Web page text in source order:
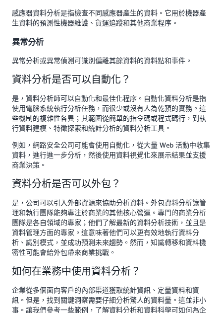
感應器資料分析是指檢查不同感應器產生的資料。它用於機器產
生資料的預測性機器維護、貨運追蹤和其他商業程序。
異常分析
異常分析或異常偵測可識別偏離其餘資料的資料點和事件。
資料分析是否可以自動化？
是，資料分析師可以自動化和最佳化程序。自動化資料分析是指
使用電腦系統執行分析任務，而很少或沒有人為乾預的實務。這
些機制的複雜性各異；其範圍從簡單的指令碼或程式碼行，到執
行資料建模、特徵探索和統計分析的資料分析工具。
例如，網路安全公司可能會使用自動化，從大量 Web 活動中收集
資料，進行進一步分析，然後使用資料視覺化來展示結果並支援
商業決策。
資料分析是否可以外包？
是，公司可以引入外部資源來協助分析資料。外包資料分析讓管
理和執行團隊能夠專注於商業的其他核心營運。專門的商業分析
團隊是各自領域的專家；他們了解最新的資料分析技術，並且是
資料管理方面的專家。這意味著他們可以更有效地執行資料分
析、識別模式，並成功預測未來趨勢。然而，知識轉移和資料機
密性可能會給外包帶來商業挑戰。
如何在業務中使用資料分析？
企業從多個面向客戶的內部渠道獲取統計資訊、定量資料和資
訊。但是，找到關鍵洞察需要仔細分析驚人的資料量。這並非小
事。讓我們參考一些範例，了解資料分析和資料科學可如何為企